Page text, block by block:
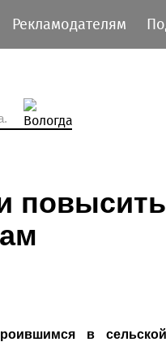
Рекламодателям
в